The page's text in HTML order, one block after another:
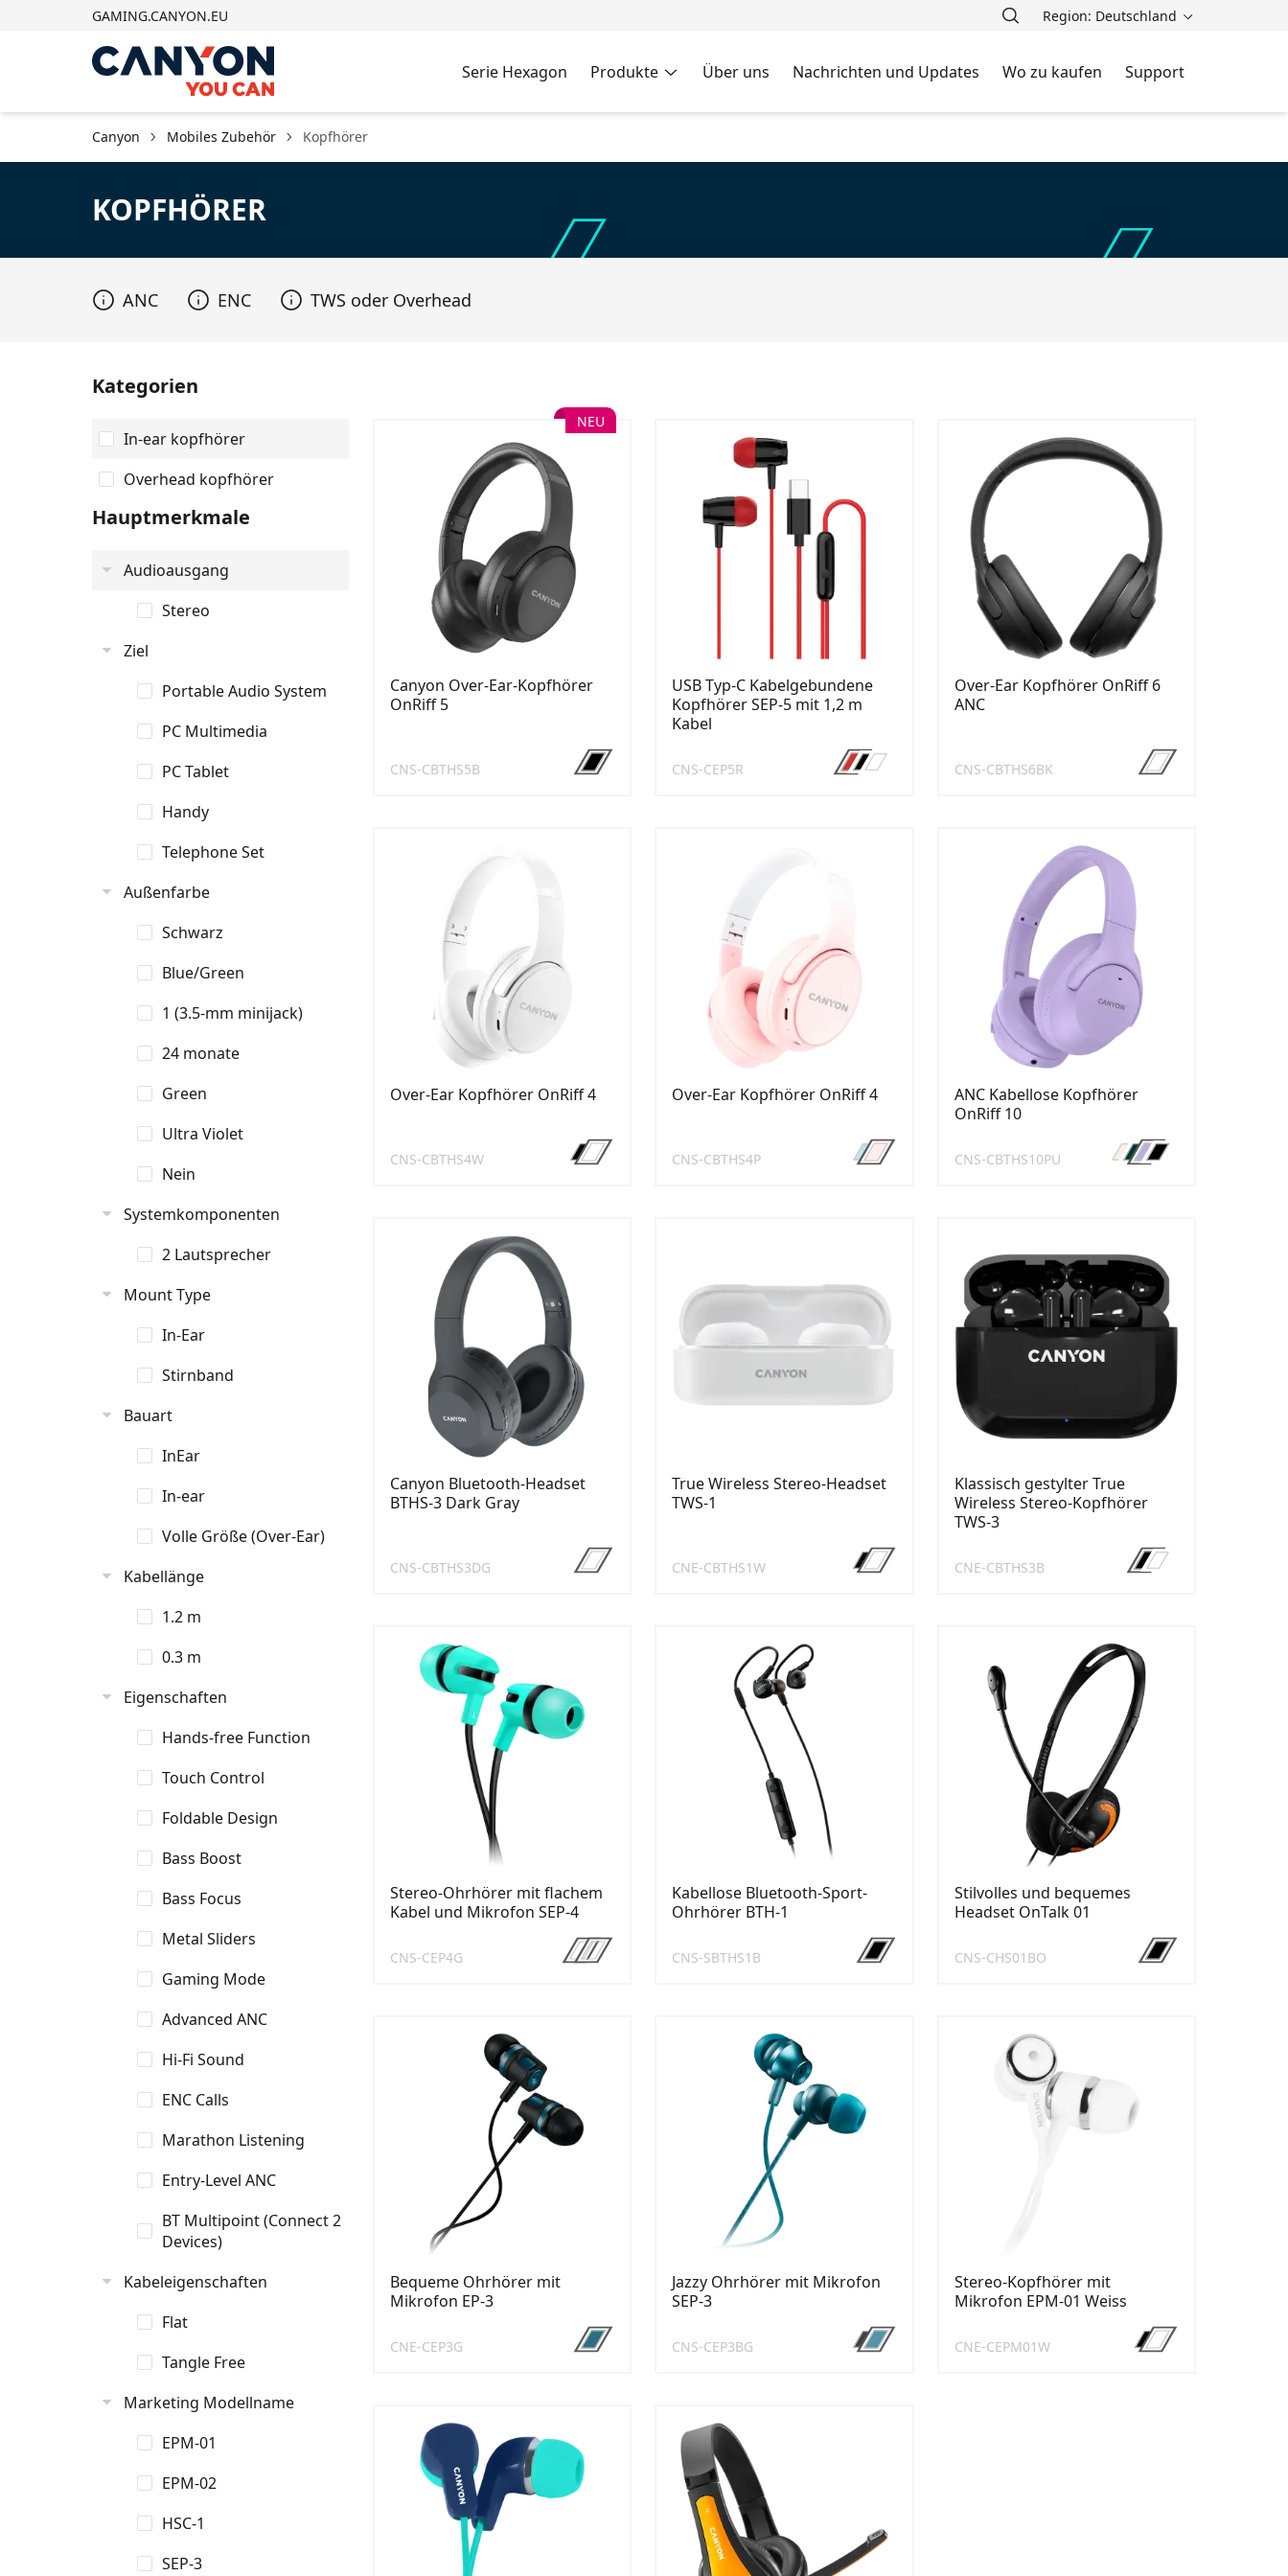
GAMING.CANYON.EU Region: Deutschland
Serie Hexagon Produkte Über uns Nachrichten und Updates Wo zu kaufen Support
Canyon Mobiles Zubehör Kopfhörer
KOPFHÖRER
ANC ENC TWS oder Overhead
Kategorien
In-ear kopfhörer
Overhead kopfhörer
Hauptmerkmale
Audioausgang
Stereo
Ziel
Portable Audio System
PC Multimedia
PC Tablet
Handy
Telephone Set
Außenfarbe
Schwarz
Blue/Green
1 (3.5-mm minijack)
24 monate
Green
Ultra Violet
Nein
Systemkomponenten
2 Lautsprecher
Mount Type
In-Ear
Stirnband
Bauart
InEar
In-ear
Volle Größe (Over-Ear)
Kabellänge
1.2 m
0.3 m
Eigenschaften
Hands-free Function
Touch Control
Foldable Design
Bass Boost
Bass Focus
Metal Sliders
Gaming Mode
Advanced ANC
Hi-Fi Sound
ENC Calls
Marathon Listening
Entry-Level ANC
BT Multipoint (Connect 2
Devices)
Kabeleigenschaften
Flat
Tangle Free
Marketing Modellname
EPM-01
EPM-02
HSC-1
SEP-3
NEU
Canyon Over-Ear-Kopfhörer
OnRiff 5
CNS-CBTHS5B
USB Typ-C Kabelgebundene
Kopfhörer SEP-5 mit 1,2 m
Kabel
CNS-CEP5R
Over-Ear Kopfhörer OnRiff 6
ANC
CNS-CBTHS6BK
Over-Ear Kopfhörer OnRiff 4
CNS-CBTHS4W
Over-Ear Kopfhörer OnRiff 4
CNS-CBTHS4P
ANC Kabellose Kopfhörer
OnRiff 10
CNS-CBTHS10PU
Canyon Bluetooth-Headset
BTHS-3 Dark Gray
CNS-CBTHS3DG
True Wireless Stereo-Headset
TWS-1
CNE-CBTHS1W
Klassisch gestylter True
Wireless Stereo-Kopfhörer
TWS-3
CNE-CBTHS3B
Stereo-Ohrhörer mit flachem
Kabel und Mikrofon SEP-4
CNS-CEP4G
Kabellose Bluetooth-Sport-
Ohrhörer BTH-1
CNS-SBTHS1B
Stilvolles und bequemes
Headset OnTalk 01
CNS-CHS01BO
Bequeme Ohrhörer mit
Mikrofon EP-3
CNE-CEP3G
Jazzy Ohrhörer mit Mikrofon
SEP-3
CNS-CEP3BG
Stereo-Kopfhörer mit
Mikrofon EPM-01 Weiss
CNE-CEPM01W